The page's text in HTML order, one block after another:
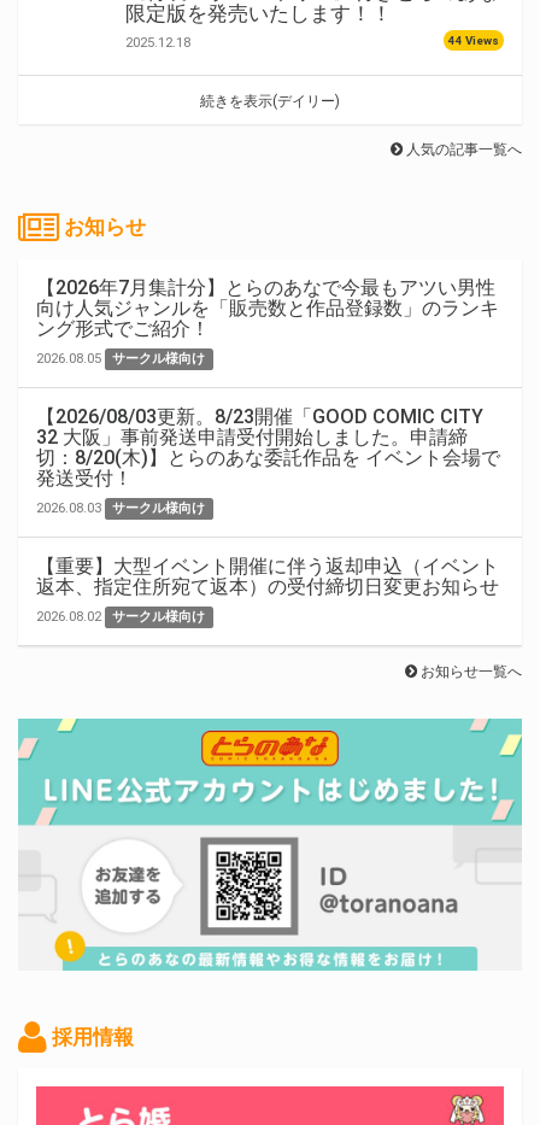
限定版を発売いたします！！
2025.12.18 44 Views
続きを表示(デイリー)
人気の記事一覧へ
お知らせ
【2026年7月集計分】とらのあなで今最もアツい男性
向け人気ジャンルを「販売数と作品登録数」のランキ
ング形式でご紹介！
2026.08.05 サークル様向け
【2026/08/03更新。8/23開催「GOOD COMIC CITY
32 大阪」事前発送申請受付開始しました。申請締
切：8/20(木)】とらのあな委託作品を イベント会場で
発送受付！
2026.08.03 サークル様向け
【重要】大型イベント開催に伴う返却申込（イベント
返本、指定住所宛て返本）の受付締切日変更お知らせ
2026.08.02 サークル様向け
お知らせ一覧へ
採用情報